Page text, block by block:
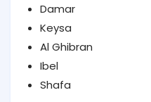
Damar
Keysa
Al Ghibran
Ibel
Shafa